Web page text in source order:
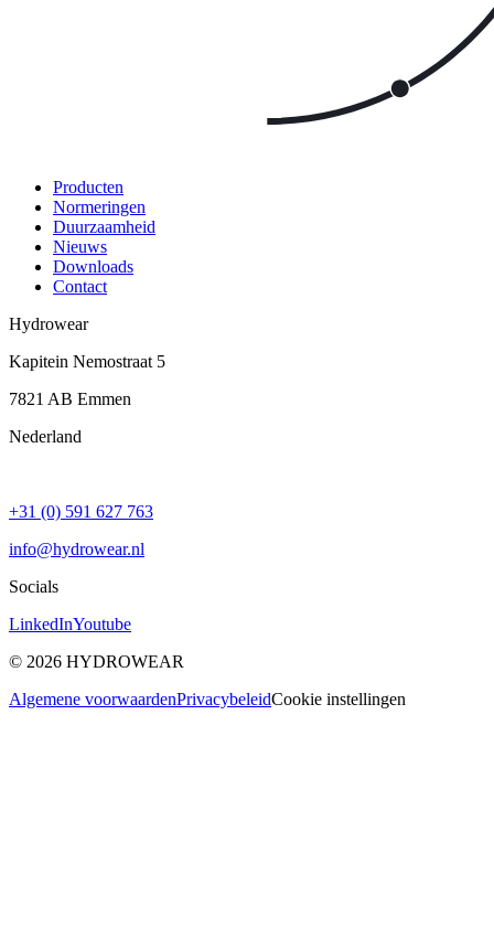
Producten
Normeringen
Duurzaamheid
Nieuws
Downloads
Contact
Hydrowear
Kapitein Nemostraat 5
7821 AB Emmen
Nederland
+31 (0) 591 627 763
info@hydrowear.nl
Socials
LinkedInYoutube
© 2026 HYDROWEAR
Algemene voorwaardenPrivacybeleidCookie instellingen